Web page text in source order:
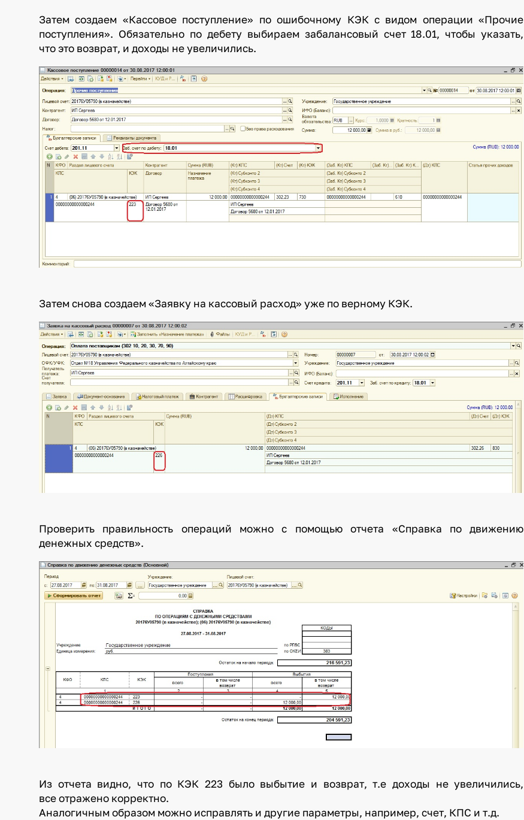
Затем создаем «Кассовое поступление» по ошибочному КЭК с видом операции «Прочие
поступления». Обязательно по дебету выбираем забалансовый счет 18.01, чтобы указать,
что это возврат, и доходы не увеличились.
Затем снова создаем «Заявку на кассовый расход» уже по верному КЭК.
Проверить правильность операций можно с помощью отчета «Справка по движению
денежных средств».
Из отчета видно, что по КЭК 223 было выбытие и возврат, т.е доходы не увеличились,
все отражено корректно.
Аналогичным образом можно исправлять и другие параметры, например, счет, КПС и т.д.